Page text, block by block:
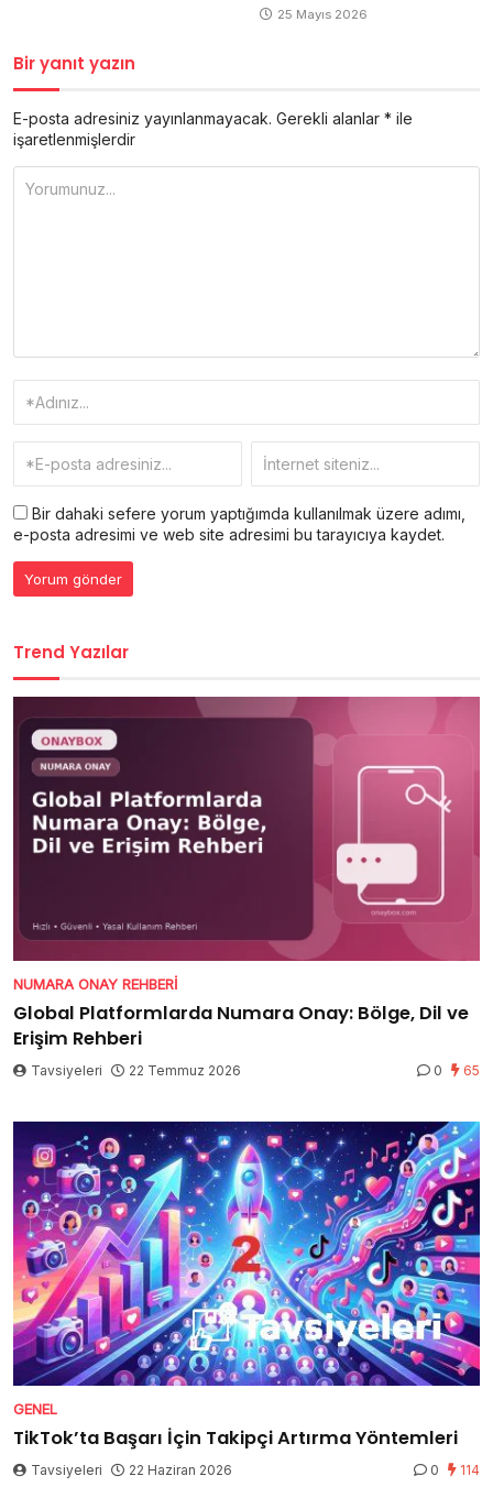
25 Mayıs 2026
Bir yanıt yazın
E-posta adresiniz yayınlanmayacak. Gerekli alanlar * ile
işaretlenmişlerdir
Bir dahaki sefere yorum yaptığımda kullanılmak üzere adımı,
e-posta adresimi ve web site adresimi bu tarayıcıya kaydet.
Trend Yazılar
NUMARA ONAY REHBERI
Global Platformlarda Numara Onay: Bölge, Dil ve
Erişim Rehberi
Tavsiyeleri 22 Temmuz 2026 0 65
GENEL
TikTok’ta Başarı İçin Takipçi Artırma Yöntemleri
Tavsiyeleri 22 Haziran 2026 0 114